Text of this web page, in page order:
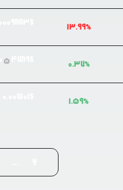
13.99%
5 0.37%
1.59%